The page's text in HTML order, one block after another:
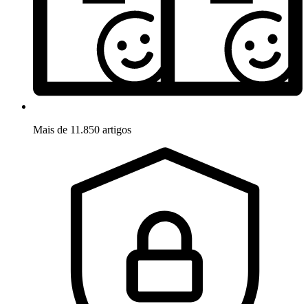
Mais de 11.850 artigos